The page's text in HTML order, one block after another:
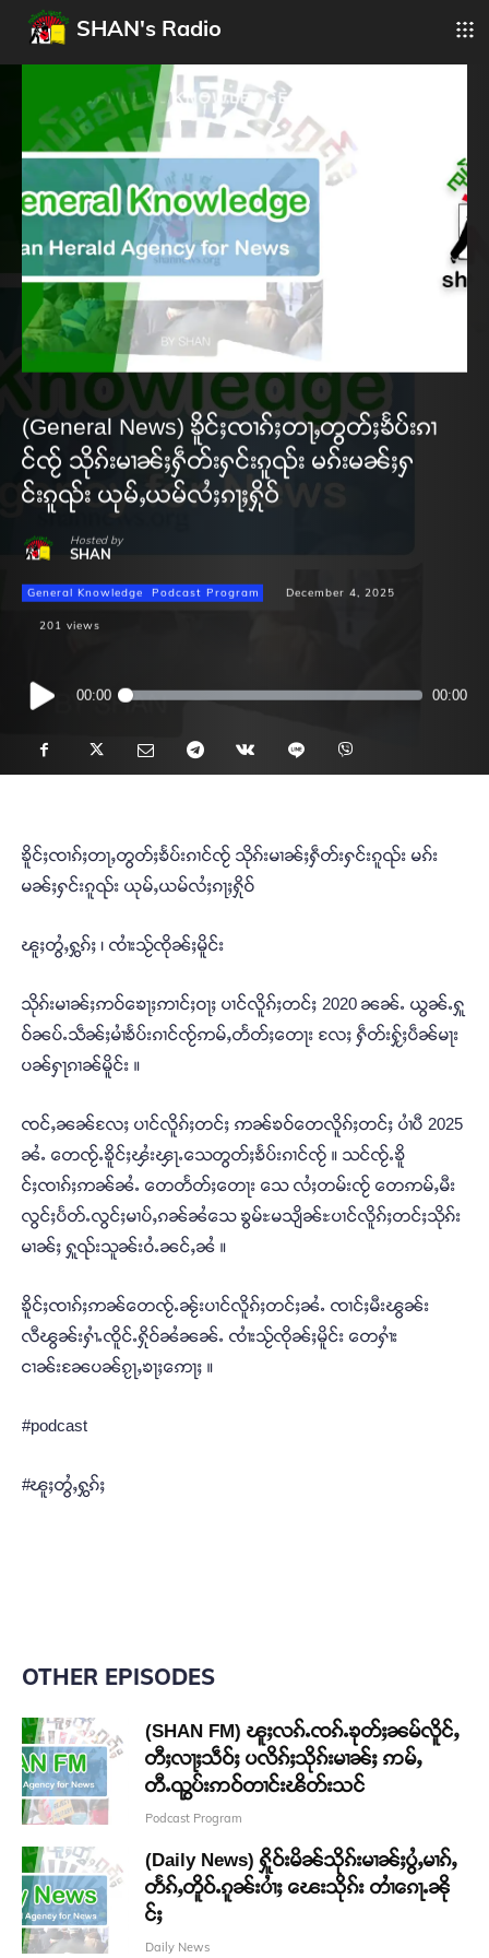
SHAN's Radio
(General News) ၶိူင်ႈၸၢၵ်ႈတႃႇတွတ်ႈၶႅပ်းၵၢ
င်ၸႂ် သိုၵ်းမၢၼ်ႈႁဵတ်းႁင်းၵူၺ်း မၵ်းမၼ်ႈႁ
င်းၵူၺ်း ယုမ်ႇယမ်လႆႈၵႃႈႁိုဝ်
Hosted by
SHAN
General Knowledge Podcast Program December 4, 2025
201 views
Audio
Player
00:00 00:00
ၶိူင်ႈၸၢၵ်ႈတႃႇတွတ်ႈၶႅပ်းၵၢင်ၸႂ် သိုၵ်းမၢၼ်ႈႁဵတ်းႁင်းၵူၺ်း မၵ်း
မၼ်ႈႁင်းၵူၺ်း ယုမ်ႇယမ်လႆႈၵႃႈႁိုဝ်
ၽူႈတွႆႇႁွၵ်ႈ ၊ ၸၢႆးသႂ်ၸိုၼ်ႈမိူင်း
သိုၵ်းမၢၼ်ႈဢဝ်ၶေႃႈဢၢင်ႈဝႃႈ ပၢင်လိူၵ်ႈတင်ႈ 2020 ၼၼ်ႉ ယွၼ်ႉႁူ
ဝ်ၼပ်ႉသဵၼ်ႈမၢႆၶႅပ်းၵၢင်ၸႂ်ဢမ်ႇတႅတ်ႈတေႃး လႄႈ ႁဵတ်းႁႂ်ႈပဵၼ်မႃး
ပၼ်ႁႃၵၢၼ်မိူင်း ။
ၸင်ႇၼၼ်လႄႈ ပၢင်လိူၵ်ႈတင်ႈ ဢၼ်ၶဝ်တေလိူၵ်ႈတင်ႈ ပၢႆပီ 2025
ၼႆႉ တေၸႂ်ႉၶိူင်ႈၾႆးၾႃႉသေတွတ်ႈၶႅပ်းၵၢင်ၸႂ် ။ သင်ၸႂ်ႉၶိူ
င်ႈၸၢၵ်ႈဢၼ်ၼႆႉ တေတႅတ်ႈတေႃး သေ လႆႈတမ်းၸႂ် တေဢမ်ႇမီး
လွင်ႈပႅတ်ႉလွင်ႈမၢပ်ႇၵၼ်ၼႆသေ ၶွမ်ႊမသျိၼ်ႊပၢင်လိူၵ်ႈတင်ႈသိုၵ်း
မၢၼ်ႈ ႁူၺ်းသူၼ်းဝႆႉၼင်ႇၼႆ ။
ၶိူင်ႈၸၢၵ်ႈဢၼ်တေၸႂ်ႉၼႂ်းပၢင်လိူၵ်ႈတင်ႈၼႆႉ ၸၢင်ႈမီးၽွၼ်း
လီၽွၼ်းႁၢႆႉၸိူင်ႉႁိုဝ်ၼႆၼၼ်ႉ ၸၢႆးသႂ်ၸိုၼ်ႈမိူင်း တေႁၢႆး
ငၢၼ်းၼႄပၼ်ၵႂႃႇၶႃႈဢေႃႈ ။
#podcast
#ၽူႈတွႆႇႁွၵ်ႈ
OTHER EPISODES
(SHAN FM) ၽူႈလၵ်ႉၸၵ်ႉၶုတ်ႈၼမ်လိူင်ႇ
တီႈလႃႈသဵဝ်ႈ ပလိၵ်ႈသိုၵ်းမၢၼ်ႈ ဢမ်ႇ
တီႉၺွပ်းဢဝ်တၢင်းၽိတ်းသင်
Podcast Program
(Daily News) ႁိူဝ်းမိၼ်သိုၵ်းမၢၼ်ႈပွႆႇမၢၵ်ႇ
တႅၵ်ႇတိူဝ်ႉၵူၼ်းပၢႆႈ ၽေးသိုၵ်း တၢႆၵေႃႉၼို
င်ႈ
Daily News